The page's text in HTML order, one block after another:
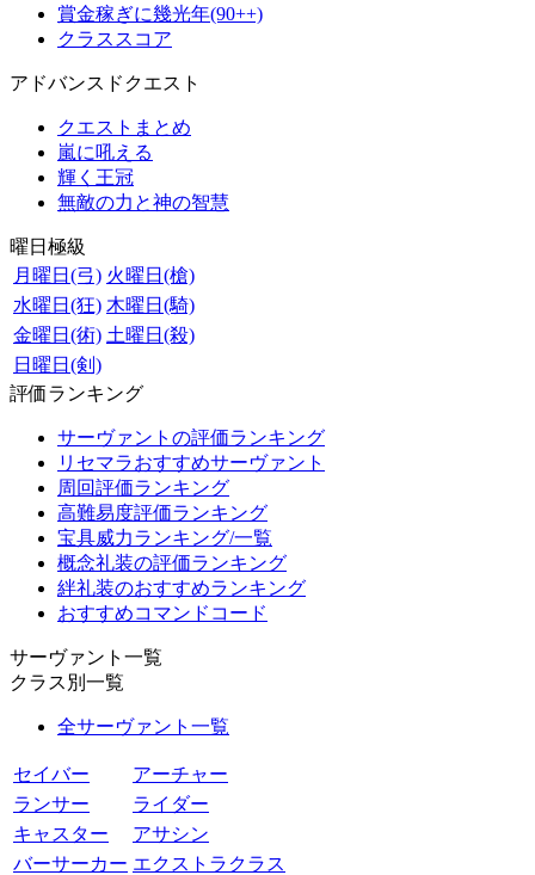
賞金稼ぎに幾光年(90++)
クラススコア
アドバンスドクエスト
クエストまとめ
嵐に吼える
輝く王冠
無敵の力と神の智慧
曜日極級
月曜日(弓) 火曜日(槍)
水曜日(狂) 木曜日(騎)
金曜日(術) 土曜日(殺)
日曜日(剣)
評価ランキング
サーヴァントの評価ランキング
リセマラおすすめサーヴァント
周回評価ランキング
高難易度評価ランキング
宝具威力ランキング/一覧
概念礼装の評価ランキング
絆礼装のおすすめランキング
おすすめコマンドコード
サーヴァント一覧
クラス別一覧
全サーヴァント一覧
セイバー
アーチャー
ランサー
ライダー
キャスター
アサシン
バーサーカー エクストラクラス